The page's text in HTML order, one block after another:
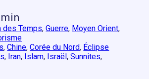
des Temps, Guerre, Moyen Orient
, Chine, Corée du Nord, Éclipse
, Iran, Islam, Israël, Sunnites